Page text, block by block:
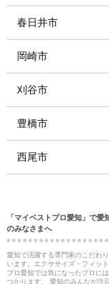
春日井市
岡崎市
刈谷市
豊橋市
西尾市
「マイベストプロ愛知」で
のみなさまへ
愛知で活躍する専門家のこだわ
います。エクササイズ・フィッ
プロ愛知では気になったプロに
つかります。 愛知のみんなが注